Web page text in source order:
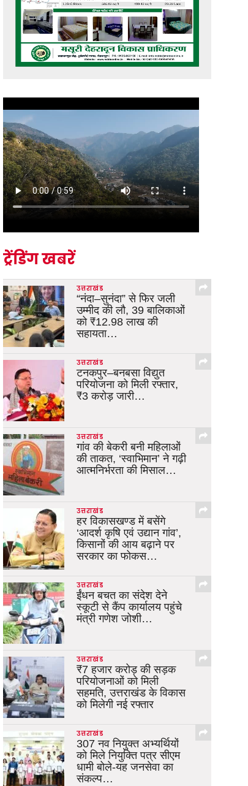
ट्रेंडिंग खबरें
उत्तराखंड
“नंदा–सुनंदा” से फिर जली
उम्मीद की लौ, 39 बालिकाओं
को ₹12.98 लाख की
सहायता…
उत्तराखंड
टनकपुर–बनबसा विद्युत
परियोजना को मिली रफ्तार,
₹3 करोड़ जारी…
उत्तराखंड
गांव की बेकरी बनी महिलाओं
की ताकत, ‘स्वाभिमान’ ने गढ़ी
आत्मनिर्भरता की मिसाल…
उत्तराखंड
हर विकासखण्ड में बसेंगे
‘आदर्श कृषि एवं उद्यान गांव’,
किसानों की आय बढ़ाने पर
सरकार का फोकस…
उत्तराखंड
ईंधन बचत का संदेश देने
स्कूटी से कैंप कार्यालय पहुंचे
मंत्री गणेश जोशी…
उत्तराखंड
₹7 हजार करोड़ की सड़क
परियोजनाओं को मिली
सहमति, उत्तराखंड के विकास
को मिलेगी नई रफ्तार
उत्तराखंड
307 नव नियुक्त अभ्यर्थियों
को मिले नियुक्ति पत्र सीएम
धामी बोले-यह जनसेवा का
संकल्प…